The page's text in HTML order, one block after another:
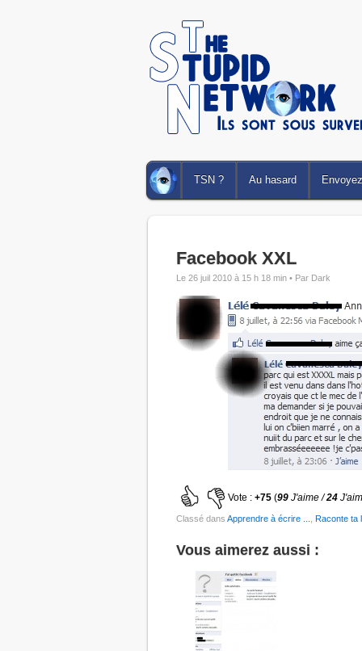
TSN ? Au hasard
Facebook XXL
Le 26 juil 2010 à 15 h 18 min • Par Dark
Vote : +75 (99 J'aime /24
Classé dans Apprendre à écrire ... Raconte ta
Vous aimerez aussi :